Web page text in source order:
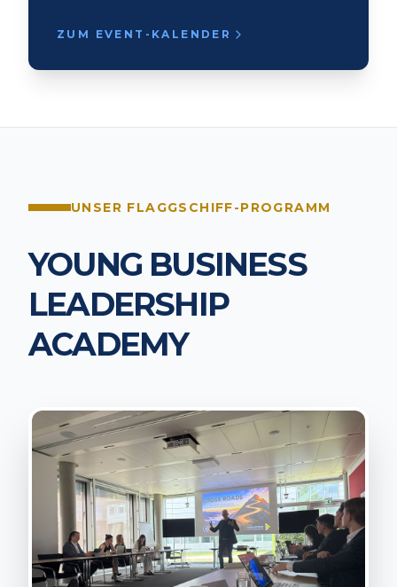
ZUM EVENT-KALENDER
UNSER FLAGGSCHIFF-PROGRAMM
YOUNG BUSINESS
LEADERSHIP
ACADEMY